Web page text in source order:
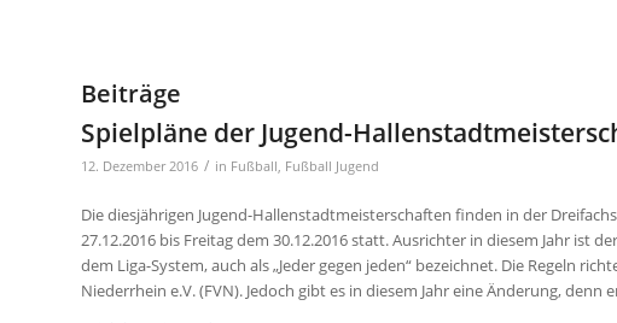
Beiträge
Spielpläne der Jugend-
12. Dezember 2016 / in Fußball, Fußball Jugend
Die diesjährigen Jugend-Hallenstadtmeisterschaften finden in der
27.12.2016 bis Freitag dem 30.12.2016 statt. Ausrichter in diesem Jahr ist
dem Liga-System, auch als „Jeder gegen jeden“ bezeichnet. Die Regeln
Niederrhein e.V. (FVN). Jedoch gibt es in diesem Jahr eine Änderung,